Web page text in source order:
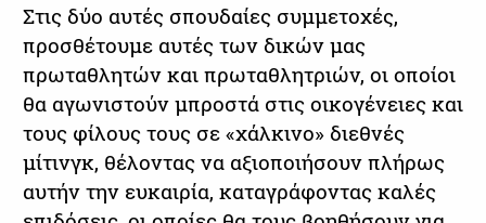
Στις δύο αυτές σπουδαίες συμμετοχές,
προσθέτουμε αυτές των δικών μας
πρωταθλητών και πρωταθλητριών, οι οποίοι
θα αγωνιστούν μπροστά στις οικογένειες και
τους φίλους τους σε «χάλκινο» διεθνές
μίτινγκ, θέλοντας να αξιοποιήσουν πλήρως
αυτήν την ευκαιρία, καταγράφοντας καλές